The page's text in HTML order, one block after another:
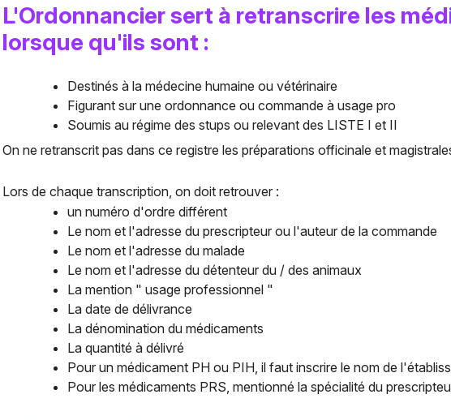
L'Ordonnancier sert à retranscrire les
lorsque qu'ils sont :
Destinés à la médecine humaine ou vétérinaire
Figurant sur une ordonnance ou commande à usage pro
Soumis au régime des stups ou relevant des LISTE I et II
On ne retranscrit pas dans ce registre les préparations officinale et
Lors de chaque transcription, on doit retrouver :
un numéro d'ordre différent
Le nom et l'adresse du prescripteur ou l'auteur de la commande
Le nom et l'adresse du malade
Le nom et l'adresse du détenteur du / des animaux
La mention " usage professionnel "
La date de délivrance
La dénomination du médicaments
La quantité à délivré
Pour un médicament PH ou PIH, il faut inscrire le nom de
Pour les médicaments PRS, mentionné la spécialité du